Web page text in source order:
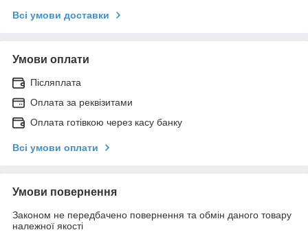
Всі умови доставки
Умови оплати
Післяплата
Оплата за реквізитами
Оплата готівкою через касу банку
Всі умови оплати
Умови повернення
Законом не передбачено повернення та обмін даного товару
належної якості